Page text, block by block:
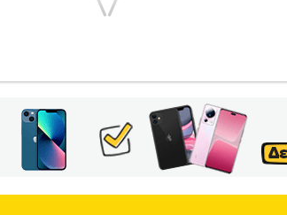
απαλά, από οργανικό βαμβάκι με
λάστιχο στη μέση, που δεν σφίγγει.
στα εσώρουχα δε γίνονται αλλαγές! •
Χρώμα>Μεταξένιο Λευκό• Γιακάς>•
Αθλητικά, Βρεφικά - Παιδικά, Ενδυση